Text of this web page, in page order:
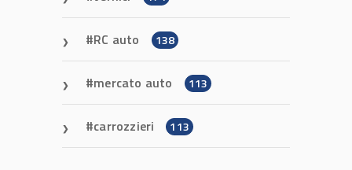
RC auto 138
mercato auto 113
carrozzieri 113